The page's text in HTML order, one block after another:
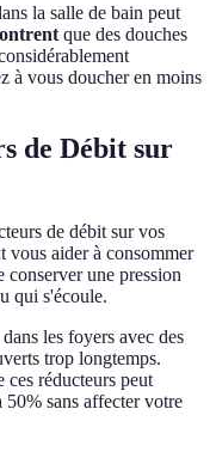
la salle de bain peut
que des douches
à vous doucher en moins
de Débit sur
de débit sur vos
vous aider à consommer
conserver une pression
qui s'écoule.
les foyers avec des
trop longtemps.
ces réducteurs peut
sans affecter votre